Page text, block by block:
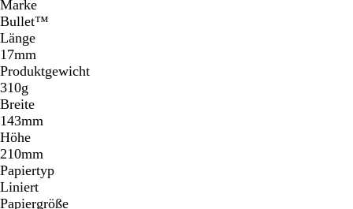
ü
n
Marke
Bullet™
Länge
17mm
Produktgewicht
310g
Breite
143mm
Höhe
210mm
Papiertyp
Liniert
Papiergröße